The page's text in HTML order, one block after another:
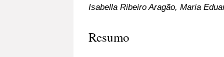
Isabella Ribeiro Aragão, Maria
Resumo